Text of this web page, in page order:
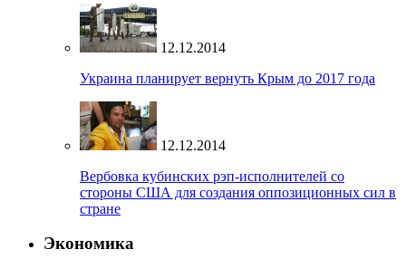
12.12.2014
Украина планирует вернуть Крым до 2017 года
12.12.2014
Вербовка кубинских рэп-исполнителей со
стороны США для создания оппозиционных сил в
стране
Экономика